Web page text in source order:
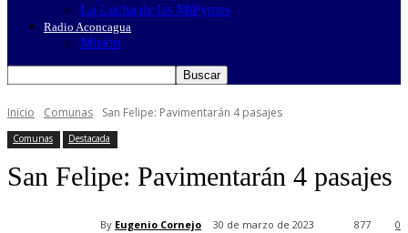
La Lucha de las MiPymes
Radio Aconcagua
Misión
Inicio Comunas San Felipe: Pavimentarán 4 pasajes
Comunas Destacada
San Felipe: Pavimentarán 4 pasajes
By Eugenio Cornejo 30 de marzo de 2023 0
877